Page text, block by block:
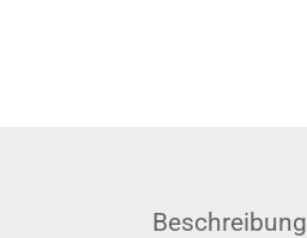
Beschreibung